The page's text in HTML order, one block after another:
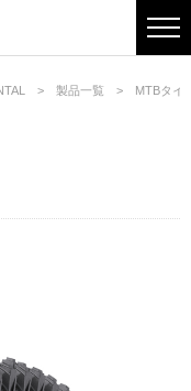
製品一覧 MTBタイ